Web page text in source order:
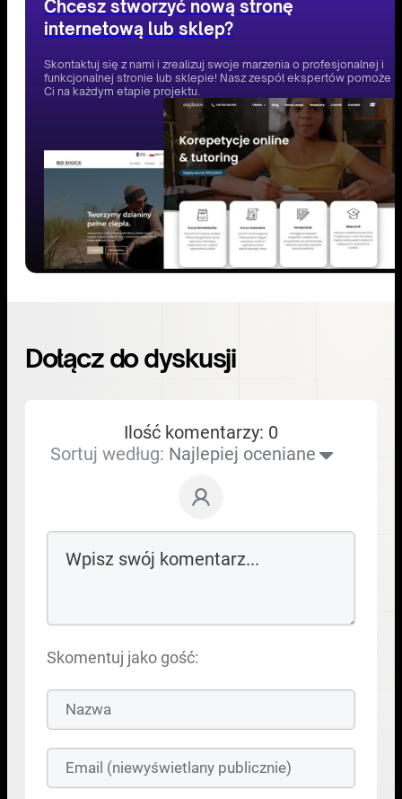
Chcesz stworzyć nową stronę
internetową lub sklep?
Skontaktuj się z nami i zrealizuj swoje marzenia o profesjonalnej i
funkcjonalnej stronie lub sklepie! Nasz zespół ekspertów pomoże
Ci na każdym etapie projektu.
Dołącz do dyskusji
Ilość komentarzy: 0
Sortuj według: Najlepiej oceniane
Skomentuj jako gość: